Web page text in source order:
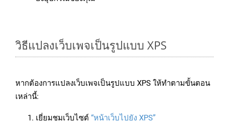
วิธีแปลงเว็บเพจเป็นรูปแบบ XPS
หากต้องการแปลงเว็บเพจเป็นรูปแบบ XPS ให้ทำตามขั้นตอน
เหล่านี้:
เยี่ยมชมเว็บไซต์ “หน้าเว็บไปยัง XPS”